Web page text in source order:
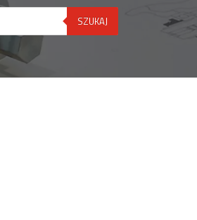
SZUKAJ